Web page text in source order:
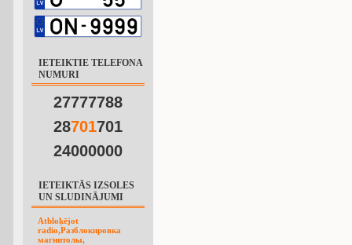
IETEIKTIE TELEFONA
NUMURI
27777788
28701701
24000000
IETEIKTĀS IZSOLES
UN SLUDINĀJUMI
Atbloķējot
radio,Разблокировка
магнитолы,